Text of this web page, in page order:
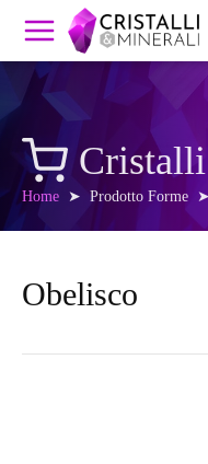
Home ➤ Prodotto Forme
Obelisco